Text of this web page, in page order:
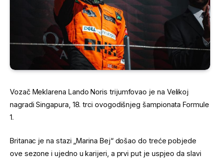
Vozač Meklarena Lando Noris trijumfovao je na Velikoj
nagradi Singapura, 18. trci ovogodišnjeg šampionata Formule
1.
Britanac je na stazi „Marina Bej“ došao do treće pobjede
ove sezone i ujedno u karijeri, a prvi put je uspjeo da slavi